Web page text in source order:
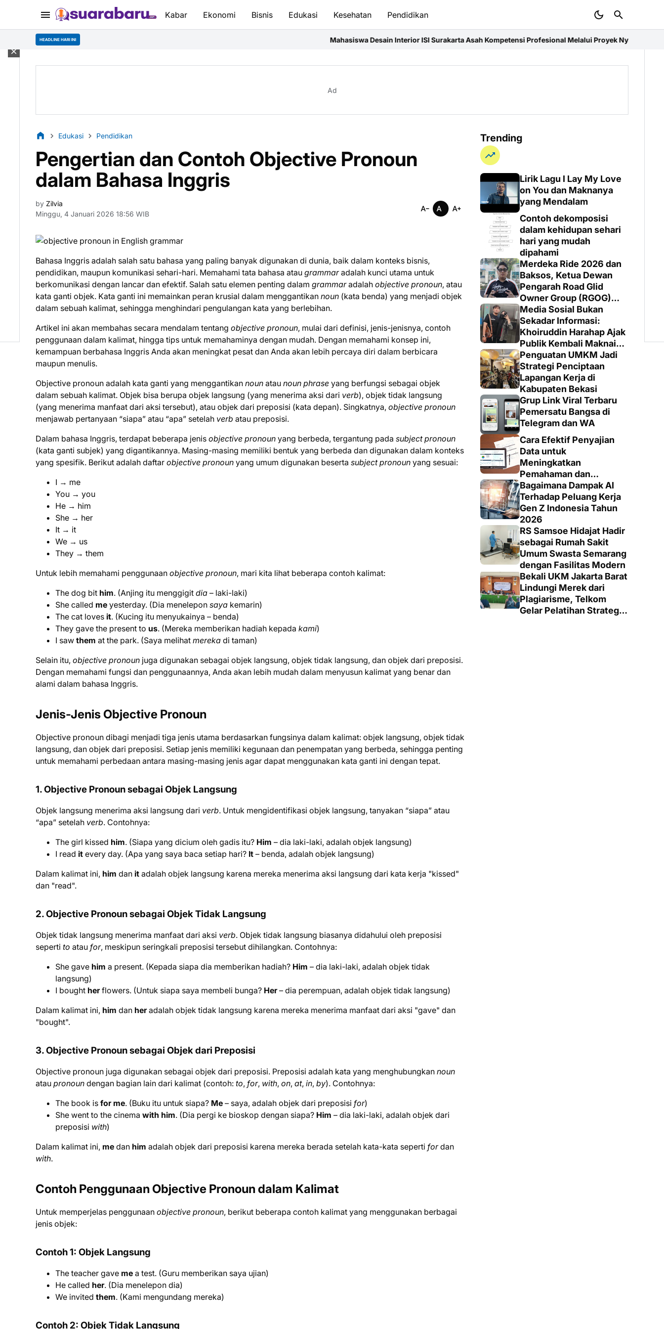
Kabar Ekonomi Bisnis Edukasi Kesehatan Pendidikan
HEADLINE HARI INI Mahasiswa Desain Interior ISI Surakarta Asah Kompetensi Profesional Melalui Proyek Nyata di PT. EDRA Arsitek
Ad
Edukasi Pendidikan
Pengertian dan Contoh Objective Pronoun
dalam Bahasa Inggris
by Zilvia
Minggu, 4 Januari 2026 18:56 WIB
Bahasa Inggris adalah salah satu bahasa yang paling banyak digunakan di dunia, baik dalam konteks bisnis,
pendidikan, maupun komunikasi sehari-hari. Memahami tata bahasa atau grammaradalah kunci utama untuk
berkomunikasi dengan lancar dan efektif. Salah satu elemen penting dalam grammaradalah objective pronoun, atau
kata ganti objek. Kata ganti ini memainkan peran krusial dalam menggantikan noun (kata benda) yang menjadi objek
dalam sebuah kalimat, sehingga menghindari pengulangan kata yang berlebihan.
Artikel ini akan membahas secara mendalam tentang objective pronoun, mulai dari definisi, jenis-jenisnya, contoh
penggunaan dalam kalimat, hingga tips untuk memahaminya dengan mudah. Dengan memahami konsep ini,
kemampuan berbahasa Inggris Anda akan meningkat pesat dan Anda akan lebih percaya diri dalam berbicara
maupun menulis.
Objective pronoun adalah kata ganti yang menggantikan noun atau noun phrase yang berfungsi sebagai objek
dalam sebuah kalimat. Objek bisa berupa objek langsung (yang menerima aksi dari verb), objek tidak langsung
(yang menerima manfaat dari aksi tersebut), atau objek dari preposisi (kata depan). Singkatnya, objective pronoun
menjawab pertanyaan “siapa” atau “apa” setelah verb atau preposisi.
Dalam bahasa Inggris, terdapat beberapa jenis objective pronoun yang berbeda, tergantung pada subject pronoun
(kata ganti subjek) yang digantikannya. Masing-masing memiliki bentuk yang berbeda dan digunakan dalam konteks
yang spesifik. Berikut adalah daftar objective pronoun yang umum digunakan beserta subject pronoun yang sesuai:
I → me
You → you
He → him
She → her
It → it
We → us
They → them
Untuk lebih memahami penggunaan objective pronoun, mari kita lihat beberapa contoh kalimat:
The dog bit him. (Anjing itu menggigit dia – laki-laki)
She called me yesterday. (Dia menelepon saya kemarin)
The cat loves it. (Kucing itu menyukainya – benda)
They gave the present to us. (Mereka memberikan hadiah kepada kami)
I saw them at the park. (Saya melihat mereka di taman)
Selain itu, objective pronoun juga digunakan sebagai objek langsung, objek tidak langsung, dan objek dari preposisi.
Dengan memahami fungsi dan penggunaannya, Anda akan lebih mudah dalam menyusun kalimat yang benar dan
alami dalam bahasa Inggris.
Jenis-Jenis Objective Pronoun
Objective pronoun dibagi menjadi tiga jenis utama berdasarkan fungsinya dalam kalimat: objek langsung, objek tidak
langsung, dan objek dari preposisi. Setiap jenis memiliki kegunaan dan penempatan yang berbeda, sehingga penting
untuk memahami perbedaan antara masing-masing jenis agar dapat menggunakan kata ganti ini dengan tepat.
1. Objective Pronoun sebagai Objek Langsung
Objek langsung menerima aksi langsung dari verb. Untuk mengidentifikasi objek langsung, tanyakan “siapa” atau
“apa” setelah verb. Contohnya:
The girl kissed him. (Siapa yang dicium oleh gadis itu? Him – dia laki-laki, adalah objek langsung)
I read it every day. (Apa yang saya baca setiap hari? It – benda, adalah objek langsung)
Dalam kalimat ini, him dan it adalah objek langsung karena mereka menerima aksi langsung dari kata kerja "kissed"
dan "read".
2. Objective Pronoun sebagai Objek Tidak Langsung
Objek tidak langsung menerima manfaat dari aksi verb. Objek tidak langsung biasanya didahului oleh preposisi
seperti to atau for, meskipun seringkali preposisi tersebut dihilangkan. Contohnya:
She gave him a present. (Kepada siapa dia memberikan hadiah? Him – dia laki-laki, adalah objek tidak
langsung)
I bought herflowers. (Untuk siapa saya membeli bunga? Her– dia perempuan, adalah objek tidak langsung)
Dalam kalimat ini, him dan heradalah objek tidak langsung karena mereka menerima manfaat dari aksi "gave" dan
"bought".
3. Objective Pronoun sebagai Objek dari Preposisi
Objective pronoun juga digunakan sebagai objek dari preposisi. Preposisi adalah kata yang menghubungkan noun
atau pronoun dengan bagian lain dari kalimat (contoh: to, for, with, on, at, in, by). Contohnya:
The book is for me. (Buku itu untuk siapa? Me – saya, adalah objek dari preposisi for)
She went to the cinema with him. (Dia pergi ke bioskop dengan siapa? Him – dia laki-laki, adalah objek dari
preposisi with)
Dalam kalimat ini, me dan him adalah objek dari preposisi karena mereka berada setelah kata-kata seperti fordan
with.
Contoh Penggunaan Objective Pronoun dalam Kalimat
Untuk memperjelas penggunaan objective pronoun, berikut beberapa contoh kalimat yang menggunakan berbagai
jenis objek:
Contoh 1: Objek Langsung
The teacher gave me a test. (Guru memberikan saya ujian)
He called her. (Dia menelepon dia)
We invited them. (Kami mengundang mereka)
Contoh 2: Objek Tidak Langsung
Trending
Lirik Lagu I Lay My Love
on You dan Maknanya
yang Mendalam
Contoh dekomposisi
dalam kehidupan sehari
hari yang mudah
dipahami
Merdeka Ride 2026 dan
Baksos, Ketua Dewan
Pengarah Road Glid
Owner Group (RGOG)
Boys Indonesia Pusat M.
Irsyad Sebut Persiapan
Dimatangkan
Media Sosial Bukan
Sekadar Informasi:
Khoiruddin Harahap Ajak
Publik Kembali Maknai
Ruang Digital dengan
Totalitas dan Loyalitas
Penguatan UMKM Jadi
Strategi Penciptaan
Lapangan Kerja di
Kabupaten Bekasi
Grup Link Viral Terbaru
Pemersatu Bangsa di
Telegram dan WA
Cara Efektif Penyajian
Data untuk
Meningkatkan
Pemahaman dan
Keputusan yang Tepat
Bagaimana Dampak AI
Terhadap Peluang Kerja
Gen Z Indonesia Tahun
2026
RS Samsoe Hidajat Hadir
sebagai Rumah Sakit
Umum Swasta Semarang
dengan Fasilitas Modern
Bekali UKM Jakarta Barat
Lindungi Merek dari
Plagiarisme, Telkom
Gelar Pelatihan Strategi